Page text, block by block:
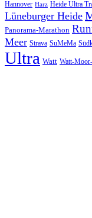
Hannover Harz Heide Ultra
Lüneburger Heide
Panorama-Marathon
Meer Strava SuMeMa
Ultra Watt Watt-